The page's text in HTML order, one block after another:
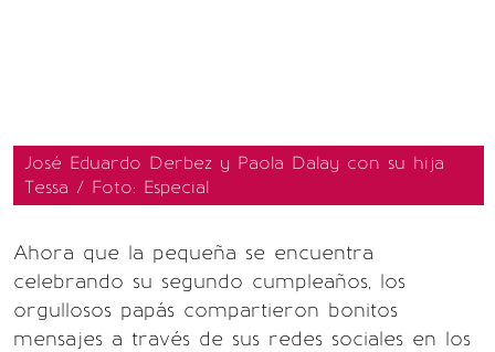
José Eduardo Derbez y Paola Dalay con su hija
Tessa / Foto: Especial
Ahora que la pequeña se encuentra
celebrando su segundo cumpleaños, los
orgullosos papás compartieron bonitos
mensajes a través de sus redes sociales en los